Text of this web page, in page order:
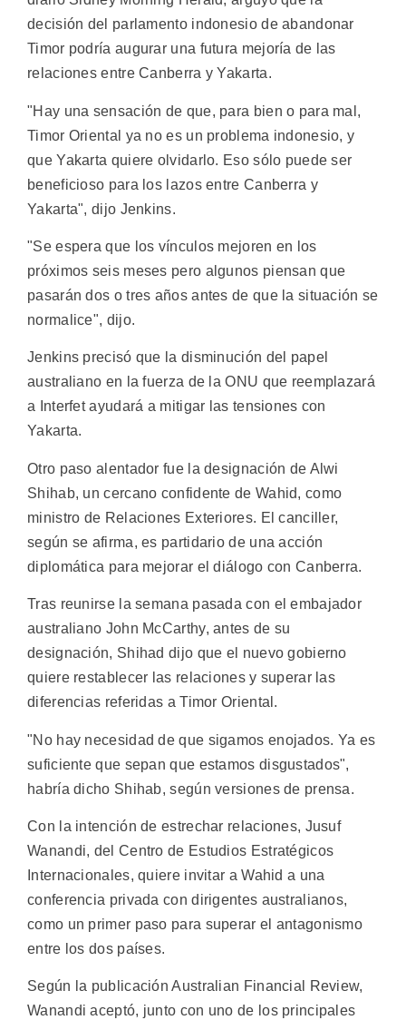
decisión del parlamento indonesio de abandonar
Timor podría augurar una futura mejoría de las
relaciones entre Canberra y Yakarta.
"Hay una sensación de que, para bien o para mal,
Timor Oriental ya no es un problema indonesio, y
que Yakarta quiere olvidarlo. Eso sólo puede ser
beneficioso para los lazos entre Canberra y
Yakarta", dijo Jenkins.
"Se espera que los vínculos mejoren en los
próximos seis meses pero algunos piensan que
pasarán dos o tres años antes de que la situación se
normalice", dijo.
Jenkins precisó que la disminución del papel
australiano en la fuerza de la ONU que reemplazará
a Interfet ayudará a mitigar las tensiones con
Yakarta.
Otro paso alentador fue la designación de Alwi
Shihab, un cercano confidente de Wahid, como
ministro de Relaciones Exteriores. El canciller,
según se afirma, es partidario de una acción
diplomática para mejorar el diálogo con Canberra.
Tras reunirse la semana pasada con el embajador
australiano John McCarthy, antes de su
designación, Shihad dijo que el nuevo gobierno
quiere restablecer las relaciones y superar las
diferencias referidas a Timor Oriental.
"No hay necesidad de que sigamos enojados. Ya es
suficiente que sepan que estamos disgustados",
habría dicho Shihab, según versiones de prensa.
Con la intención de estrechar relaciones, Jusuf
Wanandi, del Centro de Estudios Estratégicos
Internacionales, quiere invitar a Wahid a una
conferencia privada con dirigentes australianos,
como un primer paso para superar el antagonismo
entre los dos países.
Según la publicación Australian Financial Review,
Wanandi aceptó, junto con uno de los principales